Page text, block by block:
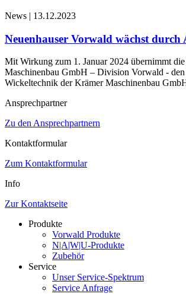
News | 13.12.2023
Neuenhauser Vorwald wächst durch
Mit Wirkung zum 1. Januar 2024 übernimmt die
Maschinenbau GmbH – Division Vorwald -
Wickeltechnik der Krämer Maschinenbau
Ansprechpartner
Zu den Ansprechpartnern
Kontaktformular
Zum Kontaktformular
Info
Zur Kontaktseite
Produkte
Vorwald Produkte
N|A|W|U-Produkte
Zubehör
Service
Unser Service-Spektrum
Service Anfrage